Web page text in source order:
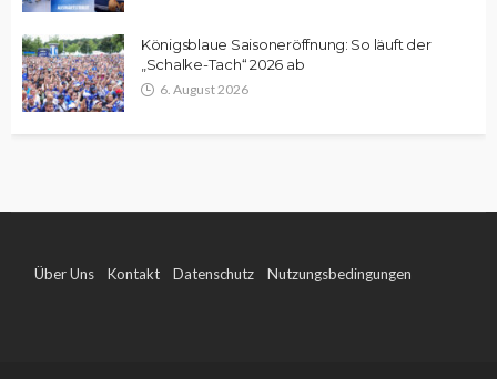
Königsblaue Saisoneröffnung: So läuft der
„Schalke-Tach“ 2026 ab
6. August 2026
Über Uns Kontakt Datenschutz Nutzungsbedingungen